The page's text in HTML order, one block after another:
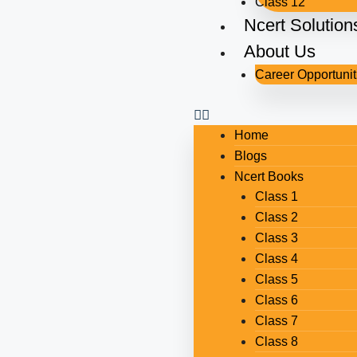
Ncert
About Us
Career
Home
Blogs
Ncert Books
Class 1
Class 2
Class 3
Class 4
Class 5
Class 6
Class 7
Class 8